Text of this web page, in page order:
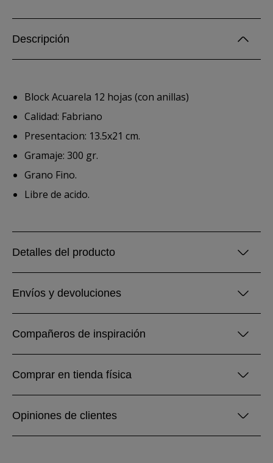
Descripción
Block Acuarela 12 hojas (con anillas)
Calidad: Fabriano
Presentacion: 13.5x21 cm.
Gramaje: 300 gr.
Grano Fino.
Libre de acido.
Detalles del producto
Envíos y devoluciones
Compañeros de inspiración
Comprar en tienda física
Opiniones de clientes